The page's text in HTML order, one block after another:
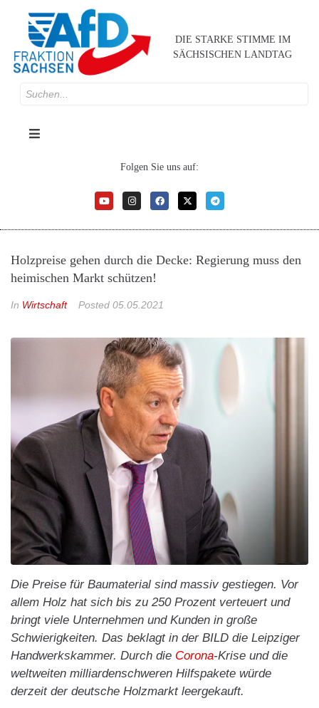
DIE STARKE STIMME IM
SÄCHSISCHEN LANDTAG
Folgen Sie uns auf:
Holzpreise gehen durch die Decke: Regierung muss den
heimischen Markt schützen!
In Wirtschaft Posted 05.05.2021
Die Preise für Baumaterial sind massiv gestiegen. Vor
allem Holz hat sich bis zu 250 Prozent verteuert und
bringt viele Unternehmen und Kunden in große
Schwierigkeiten. Das beklagt in der BILD die Leipziger
Handwerkskammer. Durch die Corona-Krise und die
weltweiten milliardenschweren Hilfspakete würde
derzeit der deutsche Holzmarkt leergekauft.